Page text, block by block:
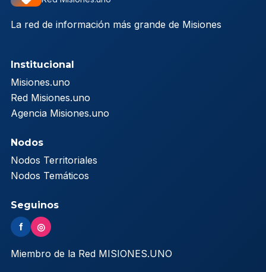
La red de información más grande de Misiones
Institucional
Misiones.uno
Red Misiones.uno
Agencia Misiones.uno
Nodos
Nodos Territoriales
Nodos Temáticos
Seguinos
f ◎
Miembro de la Red MISIONES.UNO